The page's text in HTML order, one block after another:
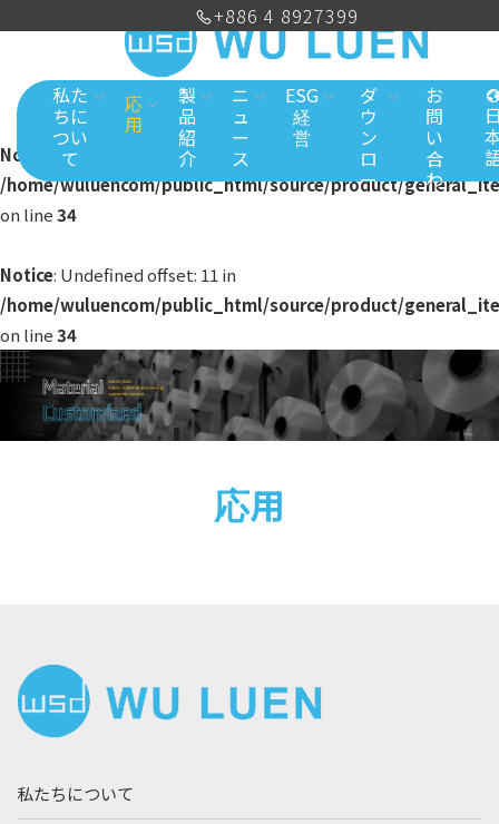
Notice
: Undefined offset: 11 in
/home/wuluencom/public_html/source/product/
on line34
Notice: Undefined offset: 11 in
/home/wuluencom/public_html/source/product/
on line34
私た
ちに
つい
て
応
用
製
品
紹
介
ニ
ュ
ー
ス
ESG
経
営
ダ
ウ
ン
ロ
ー
ド
お
問
い
合
わ
せ
応用
私たちについて
+886 4 8927399